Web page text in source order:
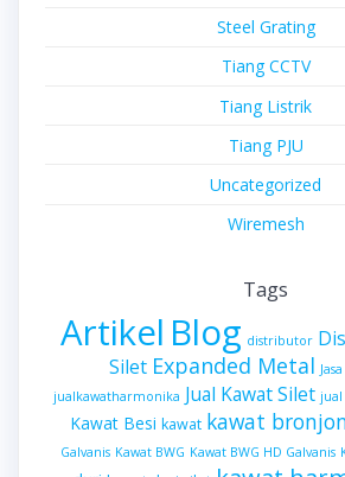
Steel Grating
Tiang CCTV
Tiang Listrik
Tiang PJU
Uncategorized
Wiremesh
Tags
Artikel Blog distributor
Silet Expanded Metal
jualkawatharmonika Jual Kawat Silet
Kawat Besi kawat kawat
Galvanis Kawat BWG Kawat BWG HD Galvanis